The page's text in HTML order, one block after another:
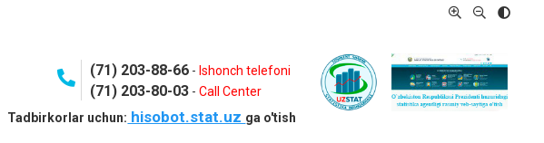
(71) 203-88-66 - Ishonch telefoni
(71) 203-80-03 -Call Center
Tadbirkorlar uchun: hisobot.stat.uz ga o'tish